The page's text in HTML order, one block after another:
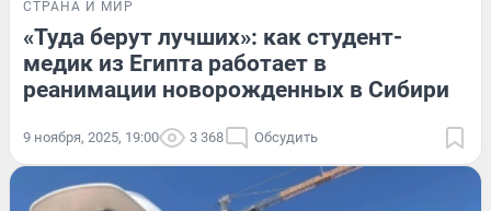
СТРАНА И МИР
«Туда берут лучших»: как студент-
медик из Египта работает в
реанимации новорожденных в Сибири
9 ноября, 2025, 19:00 3 368 Обсудить